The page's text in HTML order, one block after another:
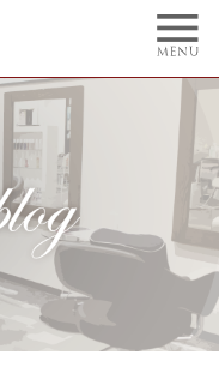
CONCEPT
コンセプト
BLOG
ブログ
STAFF
スタッフ
WEBCOUPON
ウェブクーポン